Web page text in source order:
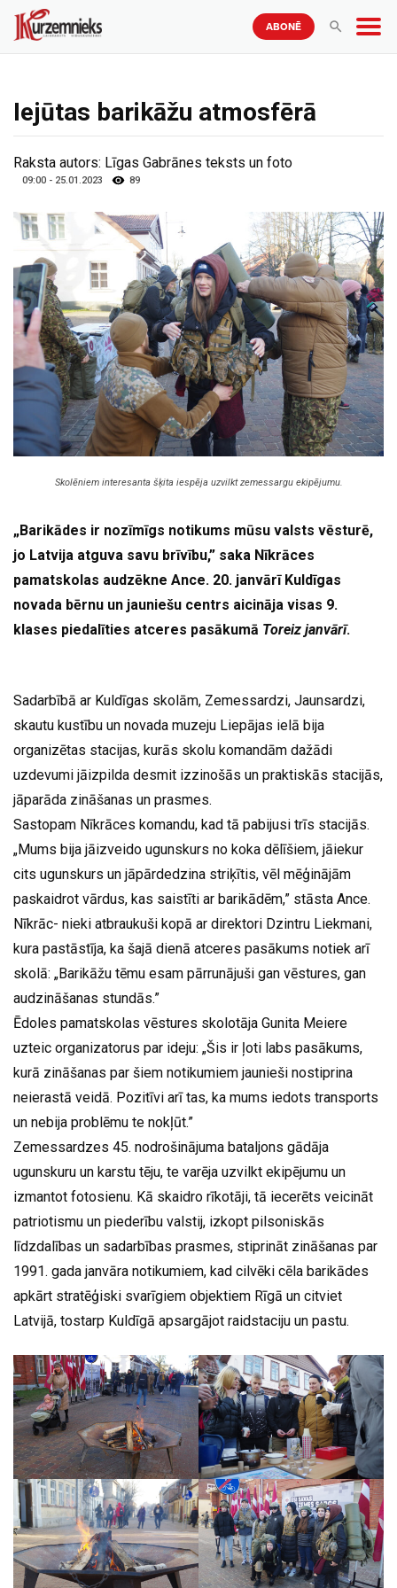
ABONĒ
Iejūtas barikāžu atmosfērā
Raksta autors: Līgas Gabrānes teksts un foto
09:00 - 25.01.2023 89
Skolēniem interesanta šķita iespēja uzvilkt zemessargu ekipējumu.
„Barikādes ir nozīmīgs notikums mūsu valsts vēsturē,
jo Latvija atguva savu brīvību,” saka Nīkrāces
pamatskolas audzēkne Ance. 20. janvārī Kuldīgas
novada bērnu un jauniešu centrs aicināja visas 9.
klases piedalīties atceres pasākumā Toreiz janvārī.
Sadarbībā ar Kuldīgas skolām, Zemessardzi, Jaunsardzi,
skautu kustību un novada muzeju Liepājas ielā bija
organizētas stacijas, kurās skolu komandām dažādi
uzdevumi jāizpilda desmit izzinošās un praktiskās stacijās,
jāparāda zināšanas un prasmes.
Sastopam Nīkrāces komandu, kad tā pabijusi trīs stacijās.
„Mums bija jāizveido ugunskurs no koka dēlīšiem, jāiekur
cits ugunskurs un jāpārdedzina striķītis, vēl mēģinājām
paskaidrot vārdus, kas saistīti ar barikādēm,” stāsta Ance.
Nīkrāc- nieki atbraukuši kopā ar direktori Dzintru Liekmani,
kura pastāstīja, ka šajā dienā atceres pasākums notiek arī
skolā: „Barikāžu tēmu esam pārrunājuši gan vēstures, gan
audzināšanas stundās.”
Ēdoles pamatskolas vēstures skolotāja Gunita Meiere
uzteic organizatorus par ideju: „Šis ir ļoti labs pasākums,
kurā zināšanas par šiem notikumiem jaunieši nostiprina
neierastā veidā. Pozitīvi arī tas, ka mums iedots transports
un nebija problēmu te nokļūt.”
Zemessardzes 45. nodrošinājuma bataljons gādāja
ugunskuru un karstu tēju, te varēja uzvilkt ekipējumu un
izmantot fotosienu. Kā skaidro rīkotāji, tā iecerēts veicināt
patriotismu un piederību valstij, izkopt pilsoniskās
līdzdalības un sadarbības prasmes, stiprināt zināšanas par
1991. gada janvāra notikumiem, kad cilvēki cēla barikādes
apkārt stratēģiski svarīgiem objektiem Rīgā un citviet
Latvijā, tostarp Kuldīgā apsargājot raidstaciju un pastu.